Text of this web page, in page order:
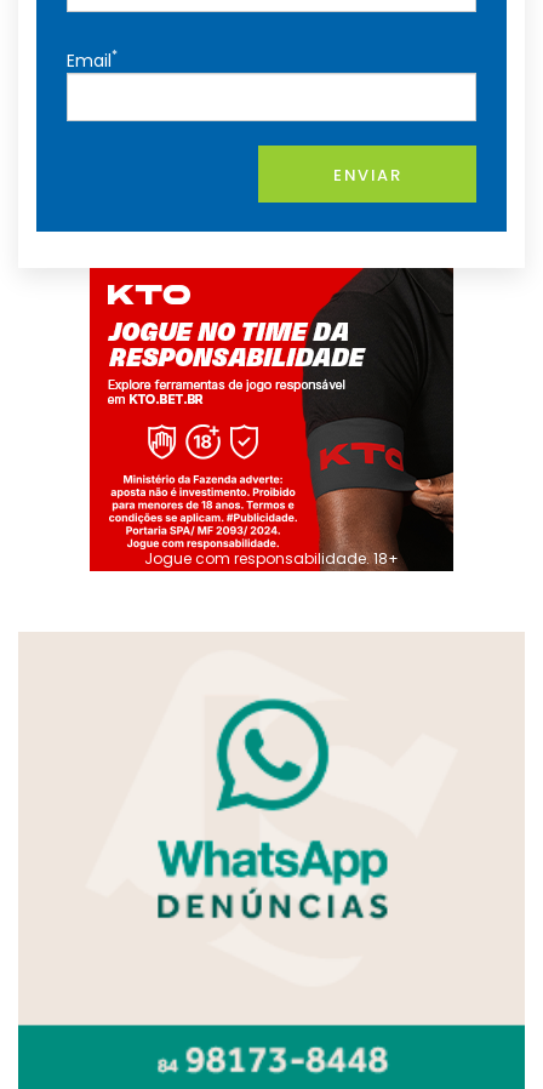
Email*
ENVIAR
Jogue com responsabilidade. 18+